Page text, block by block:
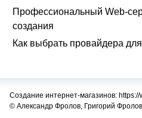
Профессиональный Web-
создания
Как выбрать провайдера
Создание интернет-магазинов:
© Александр Фролов, Григорий